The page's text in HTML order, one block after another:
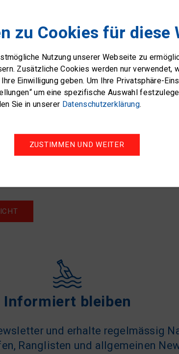
Informiert bleiben
und erhalte regelmässig
Ranglisten und allgemeinen
zu Cookies für diese
Nutzung unserer Webseite zu
Zusätzliche Cookies werden nur verwendet,
Ihre Einwilligung geben. Um Ihre Privatsphäre-
um eine spezifische Auswahl
Sie in unserer Datenschutzerklärung.
ZUSTIMMEN UND WEITER